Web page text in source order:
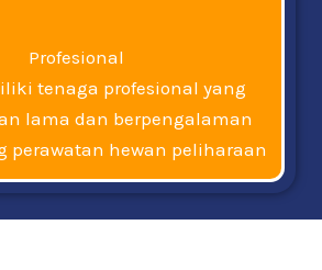
Profesional
tenaga profesional yang
lama dan berpengalaman
perawatan hewan peliharaan